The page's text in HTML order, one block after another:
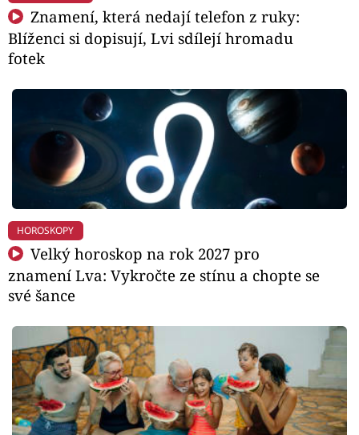
Znamení, která nedají telefon z ruky:
Blíženci si dopisují, Lvi sdílejí hromadu
fotek
HOROSKOPY
Velký horoskop na rok 2027 pro
znamení Lva: Vykročte ze stínu a chopte se
své šance